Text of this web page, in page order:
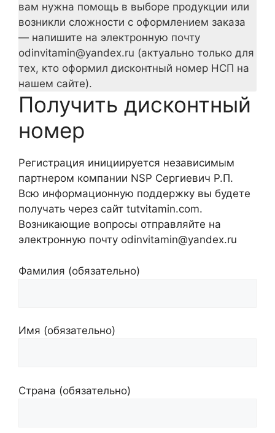
вам нужна помощь в выборе продукции или
возникли сложности с оформлением заказа
— напишите на электронную почту
odinvitamin@yandex.ru (актуально только для
тех, кто оформил дисконтный номер НСП на
нашем сайте).
Получить дисконтный
номер
Регистрация инициируется независимым
партнером компании NSP Сергиевич Р.П.
Всю информационную поддержку вы будете
получать через сайт tutvitamin.com.
Возникающие вопросы отправляйте на
электронную почту odinvitamin@yandex.ru
Фамилия (обязательно)
Имя (обязательно)
Страна (обязательно)